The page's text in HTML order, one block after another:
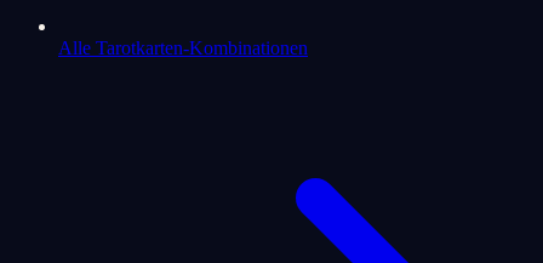
Alle Tarotkarten-Kombinationen